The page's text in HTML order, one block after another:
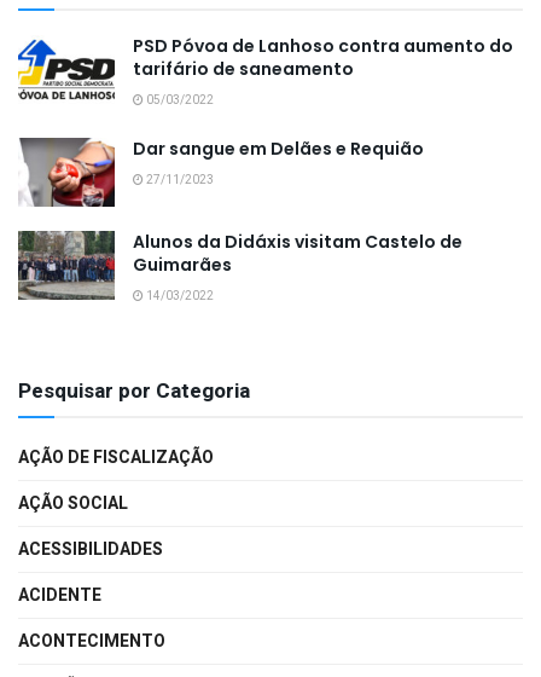
PSD Póvoa de Lanhoso contra aumento do
tarifário de saneamento
05/03/2022
Dar sangue em Delães e Requião
27/11/2023
Alunos da Didáxis visitam Castelo de
Guimarães
14/03/2022
Pesquisar por Categoria
AÇÃO DE FISCALIZAÇÃO
AÇÃO SOCIAL
ACESSIBILIDADES
ACIDENTE
ACONTECIMENTO